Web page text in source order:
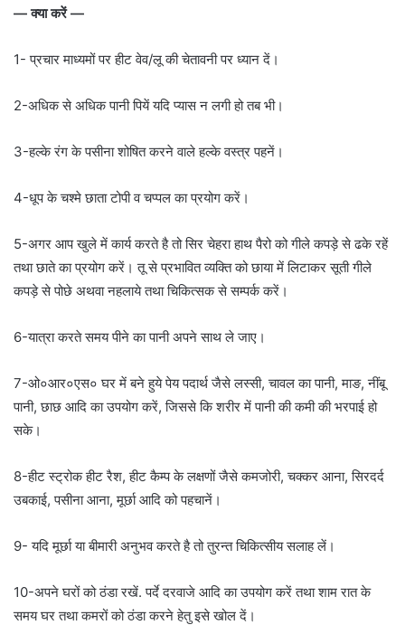
— क्या करें —
1- प्रचार माध्यमों पर हीट वेव/लू की चेतावनी पर ध्यान दें।
2-अधिक से अधिक पानी पियें यदि प्यास न लगी हो तब भी।
3-हल्के रंग के पसीना शोषित करने वाले हल्के वस्त्र पहनें।
4-धूप के चश्मे छाता टोपी व चप्पल का प्रयोग करें।
5-अगर आप खुले में कार्य करते है तो सिर चेहरा हाथ पैरो को गीले कपड़े से ढके रहें
तथा छाते का प्रयोग करें। तू से प्रभावित व्यक्ति को छाया में लिटाकर सूती गीले
कपड़े से पोछे अथवा नहलाये तथा चिकित्सक से सम्पर्क करें।
6-यात्रा करते समय पीने का पानी अपने साथ ले जाए।
7-ओ०आर०एस० घर में बने हुये पेय पदार्थ जैसे लस्सी, चावल का पानी, माङ, नींबू
पानी, छाछ आदि का उपयोग करें, जिससे कि शरीर में पानी की कमी की भरपाई हो
सके।
8-हीट स्ट्रोक हीट रैश, हीट कैम्प के लक्षणों जैसे कमजोरी, चक्कर आना, सिरदर्द
उबकाई, पसीना आना, मूर्छा आदि को पहचानें।
9- यदि मूर्छा या बीमारी अनुभव करते है तो तुरन्त चिकित्सीय सलाह लें।
10-अपने घरों को ठंडा रखें. पर्दे दरवाजे आदि का उपयोग करें तथा शाम रात के
समय घर तथा कमरों को ठंडा करने हेतु इसे खोल दें।